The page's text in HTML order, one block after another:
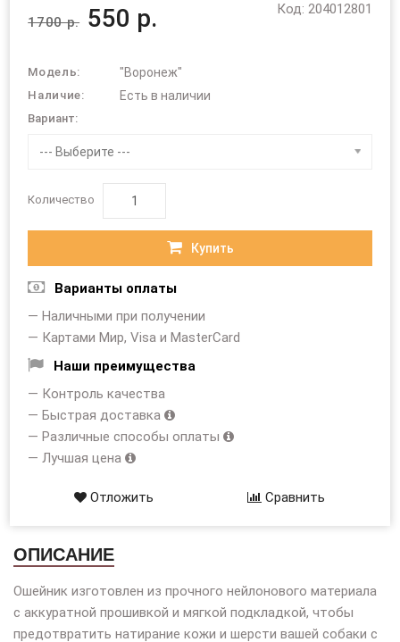
Код: 204012801
1700 р. 550 р.
Модель: "Воронеж"
Наличие: Есть в наличии
Вариант:
--- Выберите ---
Количество
Купить
Варианты оплаты
— Наличными при получении
— Картами Мир, Visa и MasterCard
Наши преимущества
— Контроль качества
— Быстрая доставка
— Различные способы оплаты
— Лучшая цена
Отложить Сравнить
ОПИСАНИЕ
Ошейник изготовлен из прочного нейлонового материала
с аккуратной прошивкой и мягкой подкладкой, чтобы
предотвратить натирание кожи и шерсти вашей собаки с